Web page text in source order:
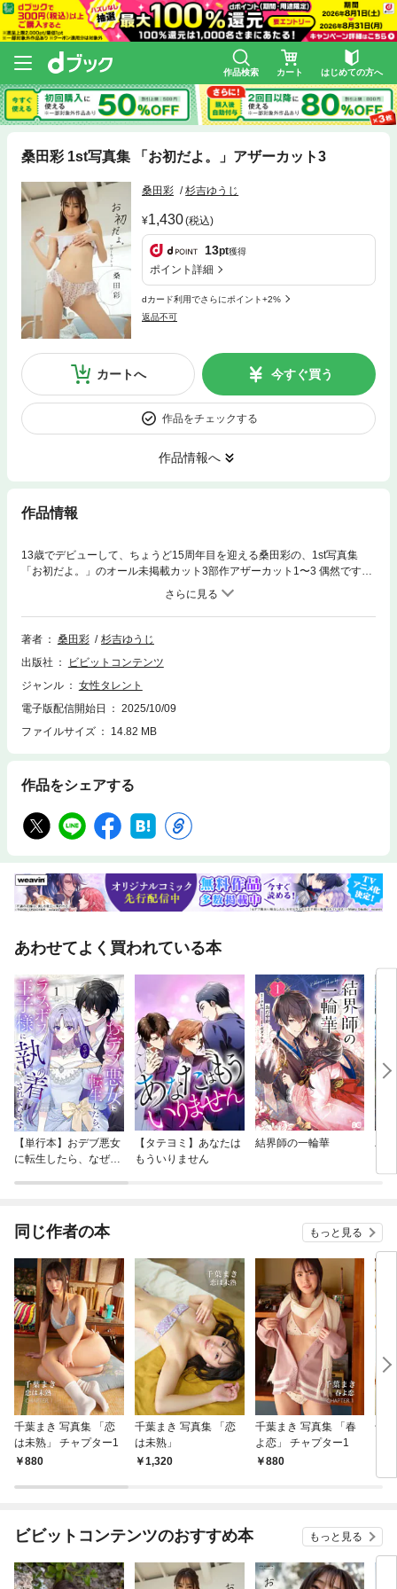
作品検索 カート はじめての方へ
桑田彩 1st写真集 「お初だよ。」アザーカット3
桑田彩 杉吉ゆうじ
1,430(税込)
13pt獲得
ポイント詳細
dカード利用でさらにポイント+2%
返品不可
カートへ 今すぐ買う
作品をチェックする
作品情報へ
作品情報
13歳でデビューして、ちょうど15周年目を迎える桑田彩の、1st写真集
「お初だよ。」のオール未掲載カット3部作アザーカット1〜3 偶然です
が、デビュー15周年目の発売がファーストでもあり、桑田彩にとって大変
記念すべき1冊となります。 桑田彩 1st写真集 「お初だよ。」 13歳の美少
女も、魅力的な女性になりました。 This photo book is a Japanese 28-ye
ar-old pin-up girl. Print length : 82 pages プロフィール 名前:桑田彩(くわた
ズ:B71・W56・H83 趣味:車 Instagram:@aya_kuwata X:@kuwataaya
著者 桑田彩
杉吉ゆうじ
出版社
ビビットコンテンツ
ジャンル
女性タレント
電子版配信開始日
2025/10/09
ファイルサイズ
14.82 MB
作品をシェアする
あわせてよく買われている本
【単行本】おデブ悪女
に転生したら、なぜか
【タテヨミ】あなたは
もういりません
結界師の一輪華
バ
今
同じ作者の本 もっと見る
千葉まき 写真集 「恋
は未熟」 チャプター1
880
千葉まき 写真集 「恋
は未熟」
1,320
千葉まき 写真集 「春
よ恋」 チャプター1
880
千
ビビットコンテンツのおすすめ本 もっと見る